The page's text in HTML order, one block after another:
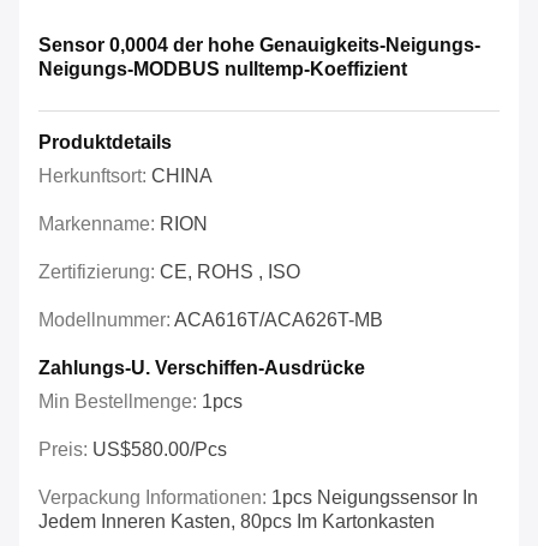
Sensor 0,0004 der hohe Genauigkeits-Neigungs-
Neigungs-MODBUS nulltemp-Koeffizient
Produktdetails
Herkunftsort: CHINA
Markenname: RION
Zertifizierung: CE, ROHS , ISO
Modellnummer: ACA616T/ACA626T-MB
Zahlungs-U. Verschiffen-Ausdrücke
Min Bestellmenge: 1pcs
Preis: US$580.00/pcs
Verpackung Informationen: 1pcs Neigungssensor In
Jedem Inneren Kasten, 80pcs Im Kartonkasten